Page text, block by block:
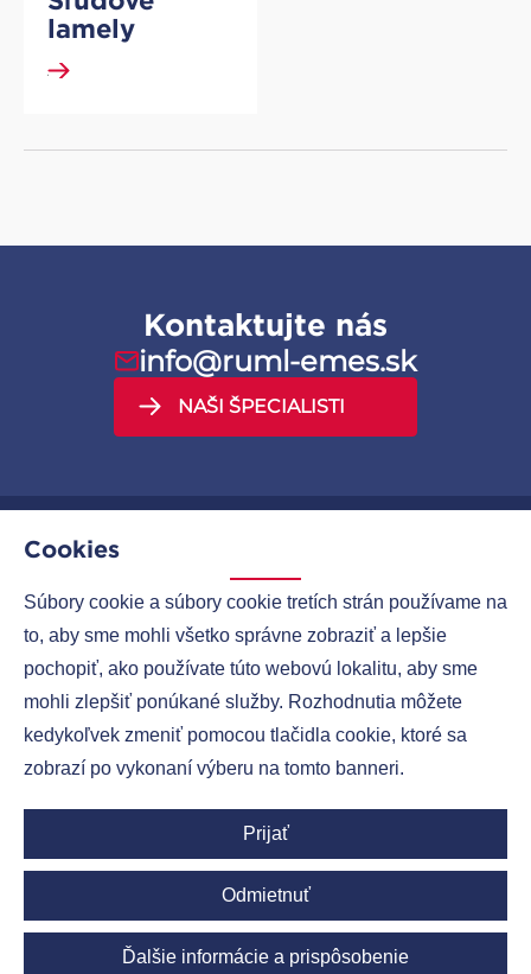
Cookies
Súbory cookie a súbory cookie tretích strán používame na
to, aby sme mohli všetko správne zobraziť a lepšie
pochopiť, ako používate túto webovú lokalitu, aby sme
mohli zlepšiť ponúkané služby. Rozhodnutia môžete
kedykoľvek zmeniť pomocou tlačidla cookie, ktoré sa
zobrazí po vykonaní výberu na tomto banneri.
Prijať
Odmietnuť
Ďalšie informácie a prispôsobenie
lamely
Kontaktujte nás
info@ruml-emes.sk
NAŠI ŠPECIALISTI
MENU
SPOLOČNOSTI
KONTAKTY
Ruml Group LinkedIn
Copyright © 2026Ruml-group.cz| Všetky práva vyhradené.
MirandaMedia Group s.r.o.